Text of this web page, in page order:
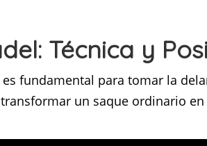
Técnica y
es fundamental para tomar la
un saque ordinario